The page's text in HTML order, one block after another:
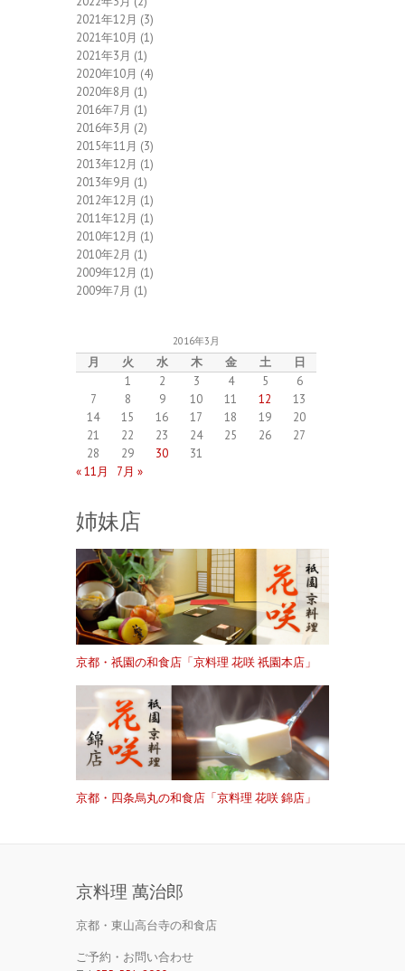
2021年12月 (3)
2021年10月 (1)
2021年3月 (1)
2020年10月 (4)
2020年8月 (1)
2016年7月 (1)
2016年3月 (2)
2015年11月 (3)
2013年12月 (1)
2013年9月 (1)
2012年12月 (1)
2011年12月 (1)
2010年12月 (1)
2010年2月 (1)
2009年12月 (1)
2009年7月 (1)
2016年3月
月 火 水 木 金 土
日
1
2 3 4 5
6
7
8 9 10 11 12
13
14
15 16 17 18 19
20
21
22 23 24 25 26
27
28
29 30
31
« 11月
7月 »
姉妹店
京都・祇園の和食店「京料理 花咲 祇園本店」
京都・四条烏丸の和食店「京料理 花咲 錦店」
京料理 萬治郎
京都・東山高台寺の和食店
ご予約・お問い合わせ